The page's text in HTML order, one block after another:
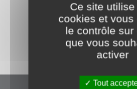
Ce site utilise
cookies et vous
le contrôle sur
que vous
activer
Tout